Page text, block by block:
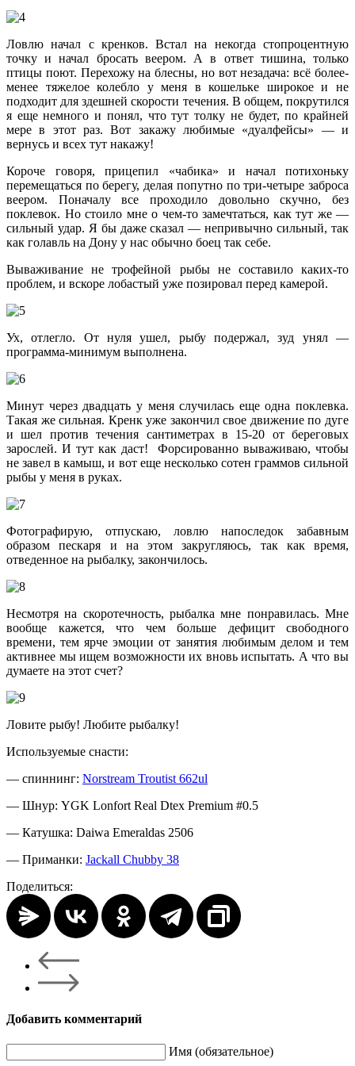
Ловлю начал с кренков. Встал на некогда стопроцентную
точку и начал бросать веером. А в ответ тишина, только
птицы поют. Перехожу на блесны, но вот незадача: всё более-
менее тяжелое колебло у меня в кошельке широкое и не
подходит для здешней скорости течения. В общем, покрутился
я еще немного и понял, что тут толку не будет, по крайней
мере в этот раз. Вот закажу любимые «дуалфейсы» — и
вернусь и всех тут накажу!
Короче говоря, прицепил «чабика» и начал потихоньку
перемещаться по берегу, делая попутно по три-четыре заброса
веером. Поначалу все проходило довольно скучно, без
поклевок. Но стоило мне о чем-то замечтаться, как тут же —
сильный удар. Я бы даже сказал — непривычно сильный, так
как голавль на Дону у нас обычно боец так себе.
Вываживание не трофейной рыбы не составило каких-то
проблем, и вскоре лобастый уже позировал перед камерой.
Ух, отлегло. От нуля ушел, рыбу подержал, зуд унял —
программа-минимум выполнена.
Минут через двадцать у меня случилась еще одна поклевка.
Такая же сильная. Кренк уже закончил свое движение по дуге
и шел против течения сантиметрах в 15-20 от береговых
зарослей. И тут как даст! Форсированно вываживаю, чтобы
не завел в камыш, и вот еще несколько сотен граммов сильной
рыбы у меня в руках.
Фотографирую, отпускаю, ловлю напоследок забавным
образом пескаря и на этом закругляюсь, так как время,
отведенное на рыбалку, закончилось.
Несмотря на скоротечность, рыбалка мне понравилась. Мне
вообще кажется, что чем больше дефицит свободного
времени, тем ярче эмоции от занятия любимым делом и тем
активнее мы ищем возможности их вновь испытать. А что вы
думаете на этот счет?
Ловите рыбу! Любите рыбалку!
Используемые снасти:
— спиннинг: Norstream Troutist 662ul
— Шнур: YGK Lonfort Real Dtex Premium #0.5
— Катушка: Daiwa Emeraldas 2506
— Приманки: Jackall Chubby 38
Поделиться:
Добавить комментарий
Имя (обязательное)